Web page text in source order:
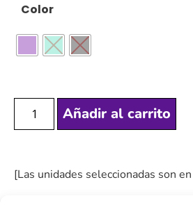
Color
Añadir al carrito
[Las unidades seleccionadas son en